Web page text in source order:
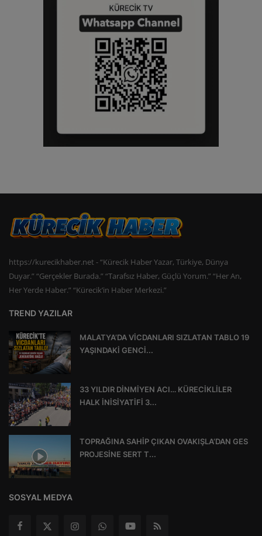
https://kurecikhaber.net - “Kürecik Haber Yazar, Türkiye, Dünya
Duyar.” “Gerçekler Burada.” “Tarafsız Haber, Güçlü Yorum.” “Her An,
Her Yerde Haber.” “Kürecik’in Haber Merkezi.”
TREND YAZILAR
MALATYA’DA VİCDANLARI SIZLATAN TABLO 19
YAŞINDAKİ GENCİ...
33 YILDIR DİNMİYEN ACI… KÜRECİKLİLER
HALK İNİSİYATİFİ 3...
TOPRAĞINA SAHİP ÇIKAN OVAKIŞLA’DAN GES
PROJESİNE SERT T...
SOSYAL MEDYA